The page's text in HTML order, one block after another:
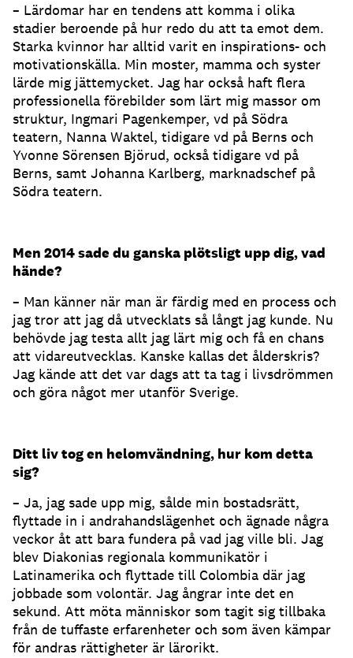
– Lärdomar har en tendens att komma i olika
stadier beroende på hur redo du att ta emot dem.
Starka kvinnor har alltid varit en inspirations- och
motivationskälla. Min moster, mamma och syster
lärde mig jättemycket. Jag har också haft flera
professionella förebilder som lärt mig massor om
struktur, Ingmari Pagenkemper, vd på Södra
teatern, Nanna Waktel, tidigare vd på Berns och
Yvonne Sörensen Björud, också tidigare vd på
Berns, samt Johanna Karlberg, marknadschef på
Södra teatern.
Men 2014 sade du ganska plötsligt upp dig, vad
hände?
– Man känner när man är färdig med en process och
jag tror att jag då utvecklats så långt jag kunde. Nu
behövde jag testa allt jag lärt mig och få en chans
att vidareutvecklas. Kanske kallas det ålderskris?
Jag kände att det var dags att ta tag i livsdrömmen
och göra något mer utanför Sverige.
Ditt liv tog en helomvändning, hur kom detta
sig?
– Ja, jag sade upp mig, sålde min bostadsrätt,
flyttade in i andrahandslägenhet och ägnade några
veckor åt att bara fundera på vad jag ville bli. Jag
blev Diakonias regionala kommunikatör i
Latinamerika och flyttade till Colombia där jag
jobbade som volontär. Jag ångrar inte det en
sekund. Att möta människor som tagit sig tillbaka
från de tuffaste erfarenheter och som även kämpar
för andras rättigheter är lärorikt.